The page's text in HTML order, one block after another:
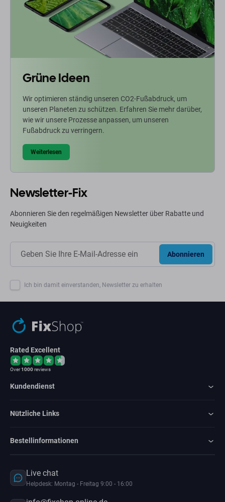
Grüne Ideen
Wir optimieren ständig unseren CO2-Fußabdruck, um
unseren Planeten zu schützen. Erfahren Sie mehr darüber,
wie wir unsere Prozesse anpassen, um unseren
Fußabdruck zu verringern.
Weiterlesen
Newsletter-Fix
Abonnieren Sie den regelmäßigen Newsletter über Rabatte und
Neuigkeiten
Abonnieren
Ich bin damit einverstanden, Newsletter zu erhalten
Rated Excellent
Over1000reviews
Kundendienst
Nützliche Links
Bestellinformationen
Live chat
Helpdesk: Montag - Freitag 9:00 - 16:00